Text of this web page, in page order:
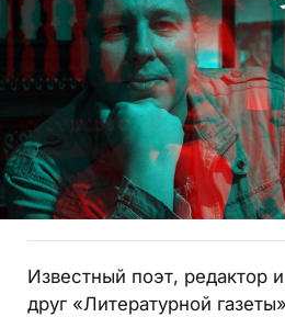
Известный поэт, редактор
друг «Литературной